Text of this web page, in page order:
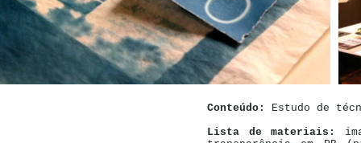
Conteúdo: Estudo de
Lista de materiais: